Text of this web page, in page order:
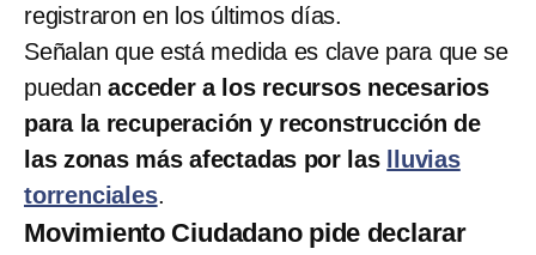
registraron en los últimos días.
Señalan que está medida es clave para que se
puedanacceder a los recursos necesarios
para la recuperación y reconstrucción de
las zonas más afectadas por las
lluvias
torrenciales.
Movimiento Ciudadano pide declarar